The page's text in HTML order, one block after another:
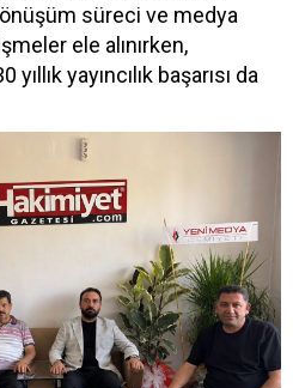
süreci ve medya
ele alınırken,
yayıncılık başarısı da